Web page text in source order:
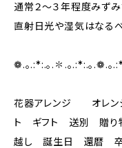
通常２～３年程度みずみ
直射日光や湿気はなるべ
❁.｡.:*:.｡.✽.｡.:*:.｡.❁.｡
花器アレンジ オレン
ト ギフト 送別 贈
越し 誕生日 還暦